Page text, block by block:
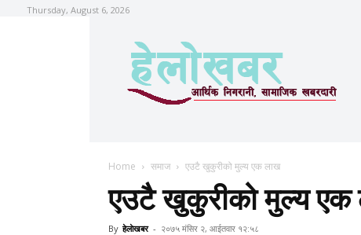
Thursday, August 6, 2026
Home समाज एउटै खुकुरीको मुल्य एक लाख
एउटै खुकुरीको मुल्य एक
By हेलाेखबर - २०७५ मंसिर २, आईतवार १२:५८